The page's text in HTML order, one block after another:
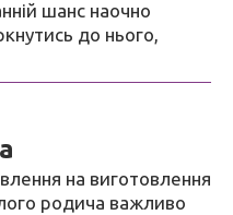
шанс наочно
до нього,
на виготовлення
родича важливо